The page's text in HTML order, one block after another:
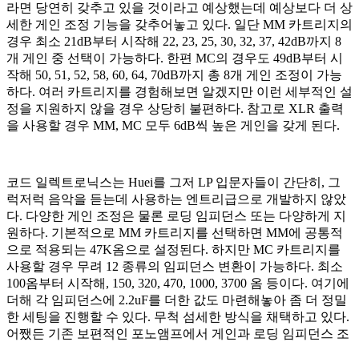
라면 당연히 갖추고 있을 것이라고 예상했는데 예상보다 더 상
세한 게인 조정 기능을 갖추어놓고 있다. 일단 MM 카트리지의
경우 최소 21dB부터 시작해 22, 23, 25, 30, 32, 37, 42dB까지 8
개 게인 중 선택이 가능하다. 한편 MC의 경우도 49dB부터 시
작해 50, 51, 52, 58, 60, 64, 70dB까지 총 8개 게인 조정이 가능
하다. 여러 카트리지를 경험해보면 알겠지만 이런 세부적인 설
정을 지원하지 않을 경우 상당히 불편하다. 참고로 XLR 출력
을 사용할 경우 MM, MC 모두 6dB씩 높은 게인을 갖게 된다.
코드 일렉트로닉스는 Huei를 그저 LP 입문자들이 간단히, 그
럭저럭 음악을 듣는데 사용하는 엔트리급으로 개발하지 않았
다. 다양한 게인 조정은 물론 로딩 임피던스 또는 다양하게 지
원하다. 기본적으로 MM 카트리지를 선택하면 MM에 공통적
으로 적용되는 47K옴으로 설정된다. 하지만 MC 카트리지를
사용할 경우 무려 12 종류의 임피던스 변환이 가능하다. 최소
100옴부터 시작해, 150, 320, 470, 1000, 3700 옴 등이다. 여기에
더해 각 임피던스에 2.2uF를 더한 값도 마련해놓아 좀 더 정밀
한 세팅을 진행할 수 있다. 무척 섬세한 방식을 채택하고 있다.
어쨌든 기존 보편적인 포노앰프에서 게인과 로딩 임피던스 조